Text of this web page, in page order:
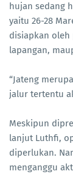
hujan sedang
yaitu 26-28
disiapkan oleh
lapangan,
“Jateng
jalur tertentu
Meskipun
lanjut Luthfi,
diperlukan.
menganggu